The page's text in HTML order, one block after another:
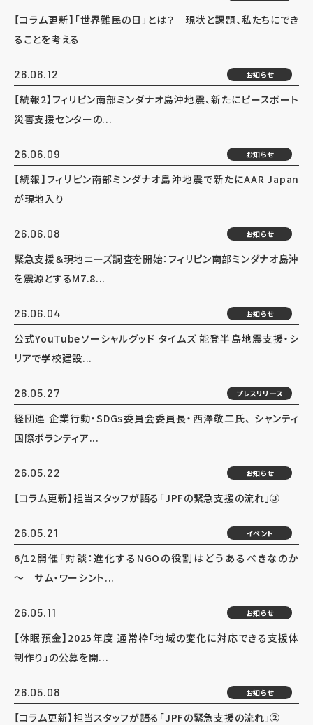
【コラム更新】「世界難民の日」とは？ 現状と課題、私たちにでき
ることを考える
26.06.12 お知らせ
【続報2】フィリピン南部ミンダナオ島沖地震、新たにピースボート
災害支援センターの...
26.06.09 お知らせ
【続報】フィリピン南部ミンダナオ島沖地震で新たにAAR Japan
が現地入り
26.06.08 お知らせ
緊急支援＆現地ニーズ調査を開始：フィリピン南部ミンダナオ島沖
を震源とするM7.8...
26.06.04 お知らせ
公式YouTubeソーシャルグッド タイムズ 能登半島地震支援・シ
リアで学校建設...
26.05.27 プレスリリース
経団連 企業行動・SDGs委員会委員長・西澤敬二氏、 シャンティ
国際ボランティア...
26.05.22 お知らせ
【コラム更新】担当スタッフが語る「JPFの緊急支援の流れ」③
26.05.21 イベント
6/12開催「対談：進化するNGOの役割はどうあるべきなのか
～ サム・ワーシント...
26.05.11 お知らせ
【休眠預金】2025年度 通常枠「地域の変化に対応できる支援体
制作り」の公募を開...
26.05.08 お知らせ
【コラム更新】担当スタッフが語る「JPFの緊急支援の流れ」②